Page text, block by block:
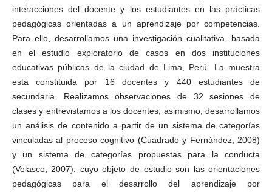
interacciones del docente y los estudiantes en las prácticas
pedagógicas orientadas a un aprendizaje por competencias.
Para ello, desarrollamos una investigación cualitativa, basada
en el estudio exploratorio de casos en dos instituciones
educativas públicas de la ciudad de Lima, Perú. La muestra
está constituida por 16 docentes y 440 estudiantes de
secundaria. Realizamos observaciones de 32 sesiones de
clases y entrevistamos a los docentes; asimismo, desarrollamos
un análisis de contenido a partir de un sistema de categorías
vinculadas al proceso cognitivo (Cuadrado y Fernández, 2008)
y un sistema de categorías propuestas para la conducta
(Velasco, 2007), cuyo objeto de estudio son las orientaciones
pedagógicas para el desarrollo del aprendizaje por